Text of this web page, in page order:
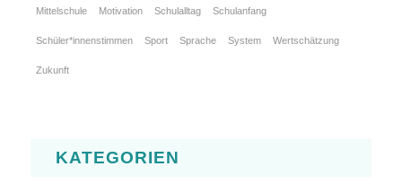
Mittelschule Motivation Schulalltag Schulanfang
Schüler*innenstimmen Sport Sprache System Wertschätzung
Zukunft
KATEGORIEN